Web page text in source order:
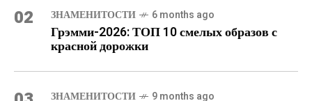
02 ЗНАМЕНИТОСТИ 6 months ago
Грэмми-2026: ТОП 10 смелых образов с
красной дорожки
ЗНАМЕНИТОСТИ 9 months ago